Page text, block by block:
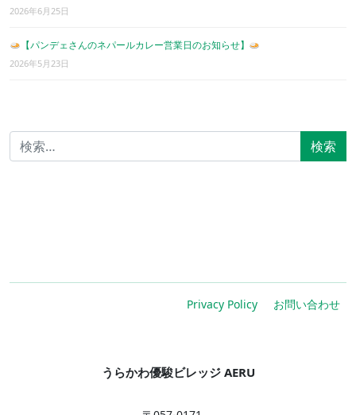
2026年6月25日
【パンデェさんのネパールカレー営業日のお知らせ】
2026年5月23日
検索:
Privacy Policy お問い合わせ
うらかわ優駿ビレッジ AERU